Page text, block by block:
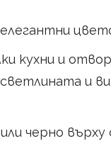
кухни и
и
черно